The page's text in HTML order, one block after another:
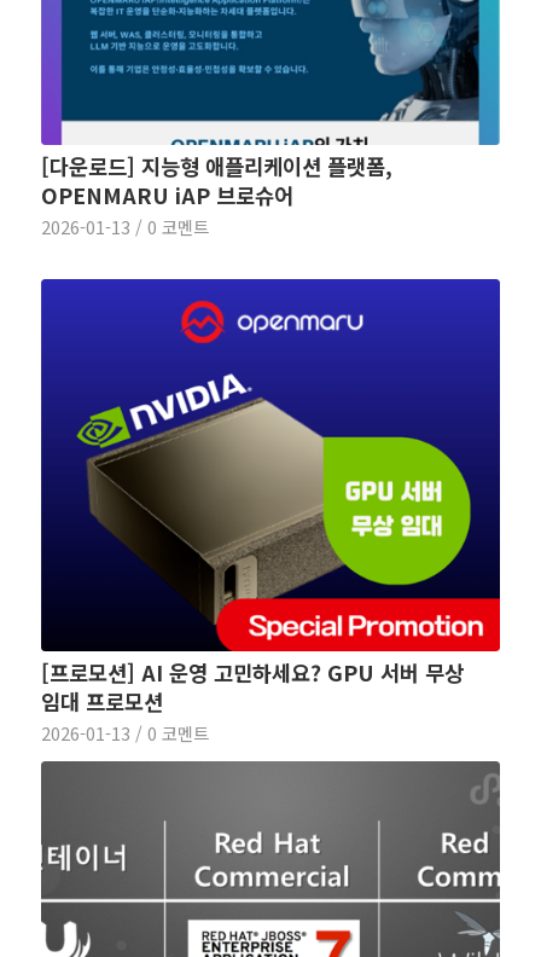
[다운로드] 지능형 애플리케이션 플랫폼,
OPENMARU iAP 브로슈어
2026-01-13 / 0 코멘트
[프로모션] AI 운영 고민하세요? GPU 서버 무상
임대 프로모션
2026-01-13 / 0 코멘트